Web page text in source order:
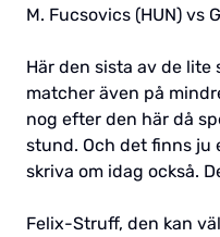
M. Fucsovics (HUN) vs
Här den sista av de lite
matcher även på
nog efter den här då
stund. Och det finns ju
skriva om idag också.
Felix-Struff, den kan